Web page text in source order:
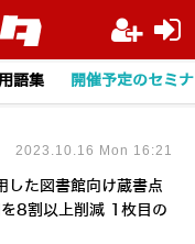
語集 開催予定のセミ
した図書館向け蔵書点
8割以上削減 1枚目の
2023.10.16 Mon 16:21